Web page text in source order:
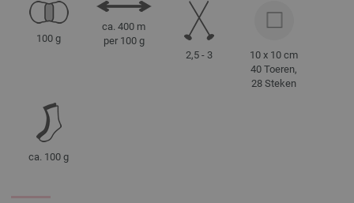
100 g
ca. 400 m
per 100 g
2,5 - 3
10 x 10 cm
40 Toeren,
28 Steken
ca. 100 g